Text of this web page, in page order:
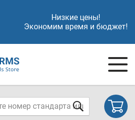
Низкие цены!
Экономим время и бюджет!